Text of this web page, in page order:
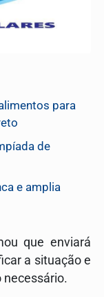
para
de
e amplia
que enviará
a situação e
necessário.